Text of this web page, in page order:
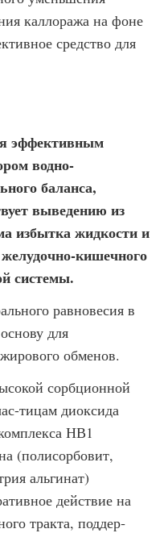
каллоража на фоне
средство для
эффективным
водно-
баланса,
выведению из
избытка жидкости и
кишечного
системы.
равновесия в
для
обменов.
сорбционной
тицам диоксида
НВ1
(полисорбовит,
альгинат)
действие на
тракта, поддер­